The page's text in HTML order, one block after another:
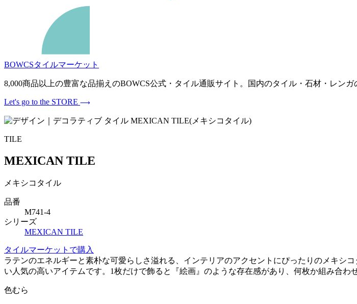
BOWCSタイルマーケット
8,000商品以上の豊富な品揃えのBOWCS公式・タイル通販サイト。国内のタイル・石材・レン
Let's go to the STORE
TILE
MEXICAN TILE
メキシコタイル
品番
M741-4
シリーズ
MEXICAN TILE
タイルマーケットで購入
ラテンのエネルギーと素朴な可愛らしさ溢れる、インテリアのアクセントにぴったりのメキシ
い人気の高いアイテムです。1枚だけで飾ると『絵画』のような存在感があり、何枚か組み合わ
色むら